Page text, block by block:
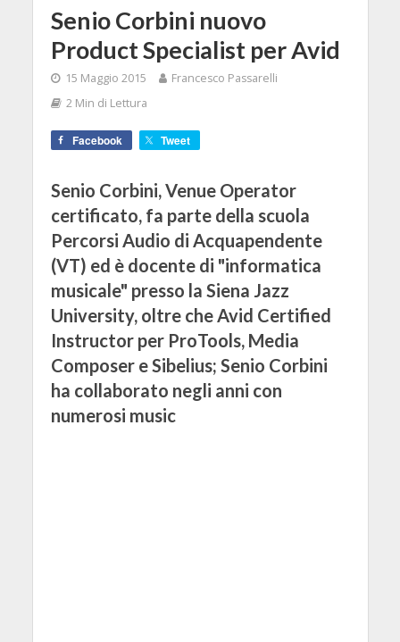
Senio Corbini nuovo
Product Specialist per Avid
15 Maggio 2015
Francesco Passarelli
2 Min di Lettura
Facebook Tweet
Senio Corbini, Venue Operator
certificato, fa parte della scuola
Percorsi Audio di Acquapendente
(VT) ed è docente di "informatica
musicale" presso la Siena Jazz
University, oltre che Avid Certified
Instructor per ProTools, Media
Composer e Sibelius; Senio Corbini
ha collaborato negli anni con
numerosi music